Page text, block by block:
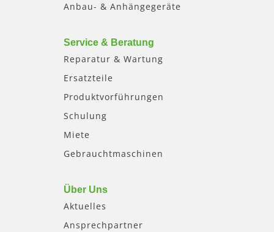
Anbau- & Anhängegeräte
Service & Beratung
Reparatur & Wartung
Ersatzteile
Produktvorführungen
Schulung
Miete
Gebrauchtmaschinen
Über Uns
Aktuelles
Ansprechpartner